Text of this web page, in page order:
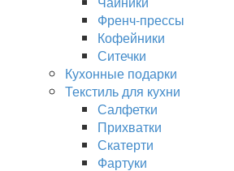
Френч-прессы
Кофейники
Ситечки
Кухонные подарки
Текстиль для кухни
Салфетки
Прихватки
Скатерти
Фартуки